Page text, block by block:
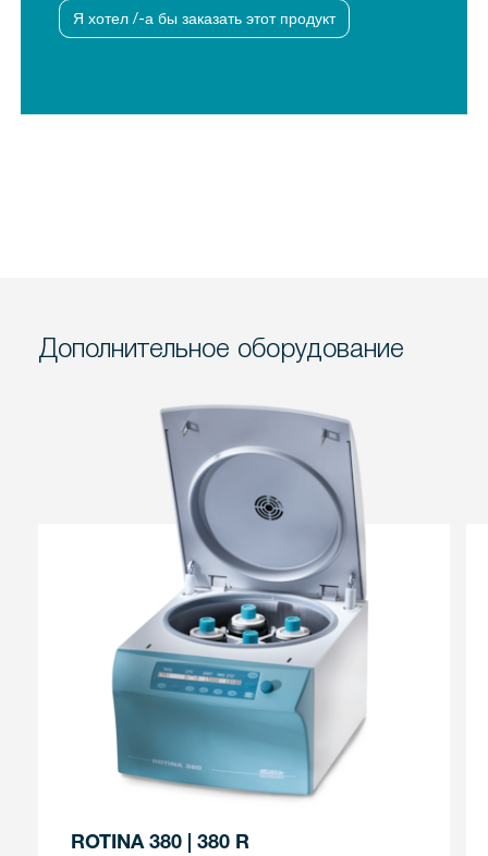
Я хотел /-а бы заказать этот продукт
Дополнительное оборудование
ROTINA 380 | 380 R